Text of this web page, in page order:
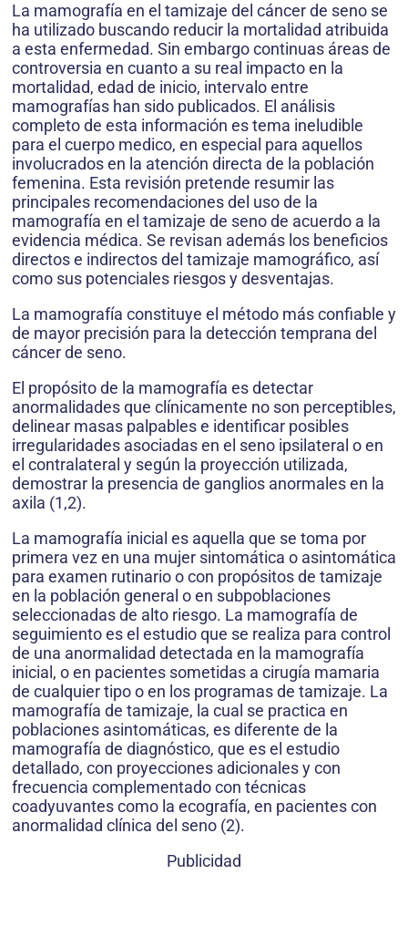
La mamografía en el tamizaje del cáncer de seno se
ha utilizado buscando reducir la mortalidad atribuida
a esta enfermedad. Sin embargo continuas áreas de
controversia en cuanto a su real impacto en la
mortalidad, edad de inicio, intervalo entre
mamografías han sido publicados. El análisis
completo de esta información es tema ineludible
para el cuerpo medico, en especial para aquellos
involucrados en la atención directa de la población
femenina. Esta revisión pretende resumir las
principales recomendaciones del uso de la
mamografía en el tamizaje de seno de acuerdo a la
evidencia médica. Se revisan además los beneficios
directos e indirectos del tamizaje mamográfico, así
como sus potenciales riesgos y desventajas.
La mamografía constituye el método más confiable y
de mayor precisión para la detección temprana del
cáncer de seno.
El propósito de la mamografía es detectar
anormalidades que clínicamente no son perceptibles,
delinear masas palpables e identificar posibles
irregularidades asociadas en el seno ipsilateral o en
el contralateral y según la proyección utilizada,
demostrar la presencia de ganglios anormales en la
axila (1,2).
La mamografía inicial es aquella que se toma por
primera vez en una mujer sintomática o asintomática
para examen rutinario o con propósitos de tamizaje
en la población general o en subpoblaciones
seleccionadas de alto riesgo. La mamografía de
seguimiento es el estudio que se realiza para control
de una anormalidad detectada en la mamografía
inicial, o en pacientes sometidas a cirugía mamaria
de cualquier tipo o en los programas de tamizaje. La
mamografía de tamizaje, la cual se practica en
poblaciones asintomáticas, es diferente de la
mamografía de diagnóstico, que es el estudio
detallado, con proyecciones adicionales y con
frecuencia complementado con técnicas
coadyuvantes como la ecografía, en pacientes con
anormalidad clínica del seno (2).
Publicidad